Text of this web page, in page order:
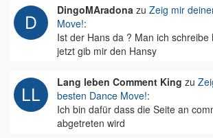
DingoMAradona zu Zeig mir
Move!:
Ist der Hans da ? Man ich schreibe
jetzt gib mir den Hansy
Lang leben Comment King zu
besten Dance Move!:
Ich bin dafür dass die Seite an
abgetreten wird